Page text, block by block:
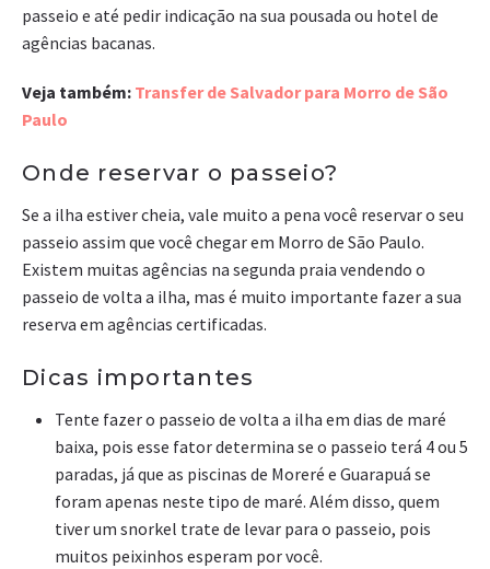
passeio e até pedir indicação na sua pousada ou hotel de
agências bacanas.
Veja também: Transfer de Salvador para Morro de São
Paulo
Onde reservar o passeio?
Se a ilha estiver cheia, vale muito a pena você reservar o seu
passeio assim que você chegar em Morro de São Paulo.
Existem muitas agências na segunda praia vendendo o
passeio de volta a ilha, mas é muito importante fazer a sua
reserva em agências certificadas.
Dicas importantes
Tente fazer o passeio de volta a ilha em dias de maré
baixa, pois esse fator determina se o passeio terá 4 ou 5
paradas, já que as piscinas de Moreré e Guarapuá se
foram apenas neste tipo de maré. Além disso, quem
tiver um snorkel trate de levar para o passeio, pois
muitos peixinhos esperam por você.